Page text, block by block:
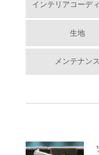
インテリアコーデ
生地
メンテナンス